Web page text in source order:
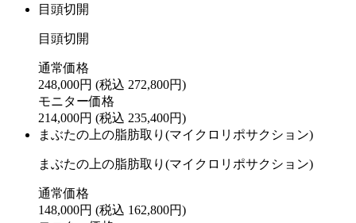
目頭切開
目頭切開
通常価格
248,000円 (税込 272,800円)
モニター価格
214,000円 (税込 235,400円)
まぶたの上の脂肪取り(マイクロリポサクション)
まぶたの上の脂肪取り(マイクロリポサクション)
通常価格
148,000円 (税込 162,800円)